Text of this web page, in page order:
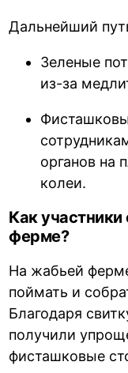
Дальнейший
Зеленые
из-за
органов на
колеи.
Как
ферме?
На жабьей
поймать и
Благодаря
получили
фисташковые